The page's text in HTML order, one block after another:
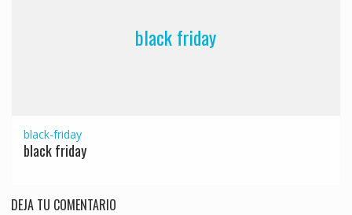
black friday
black-friday
black friday
DEJA TU COMENTARIO